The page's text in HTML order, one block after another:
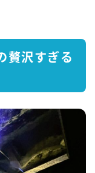
贅沢すぎる